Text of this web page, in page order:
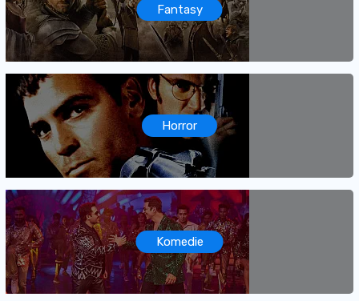
Fantasy
Horror
Komedie